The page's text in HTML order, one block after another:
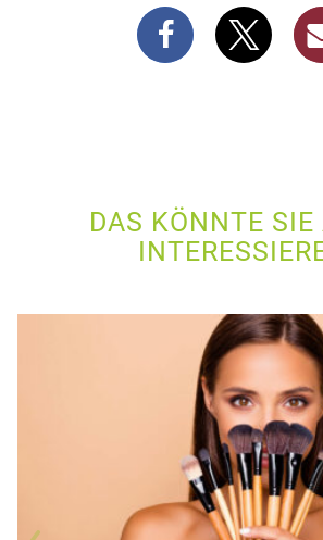
DAS KÖNNTE SIE